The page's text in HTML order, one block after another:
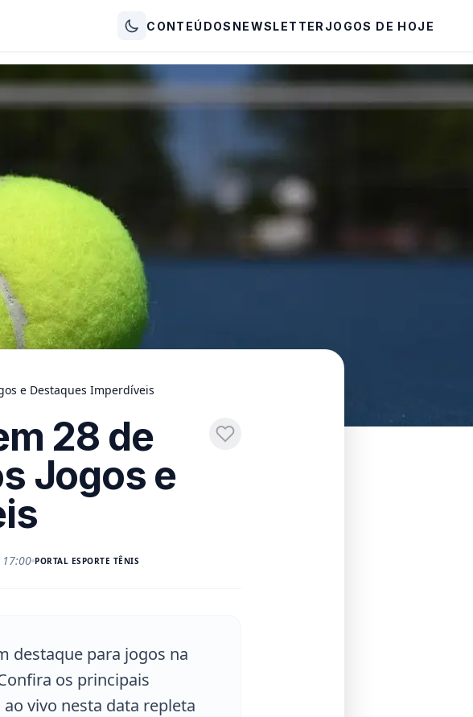
CONTEÚDOS NEWSLETTER JOGOS DE HOJE
e Destaques Imperdíveis
28 de
Jogos e
17:00 PORTAL ESPORTE TÊNIS
destaque para jogos na
os principais
vivo nesta data repleta